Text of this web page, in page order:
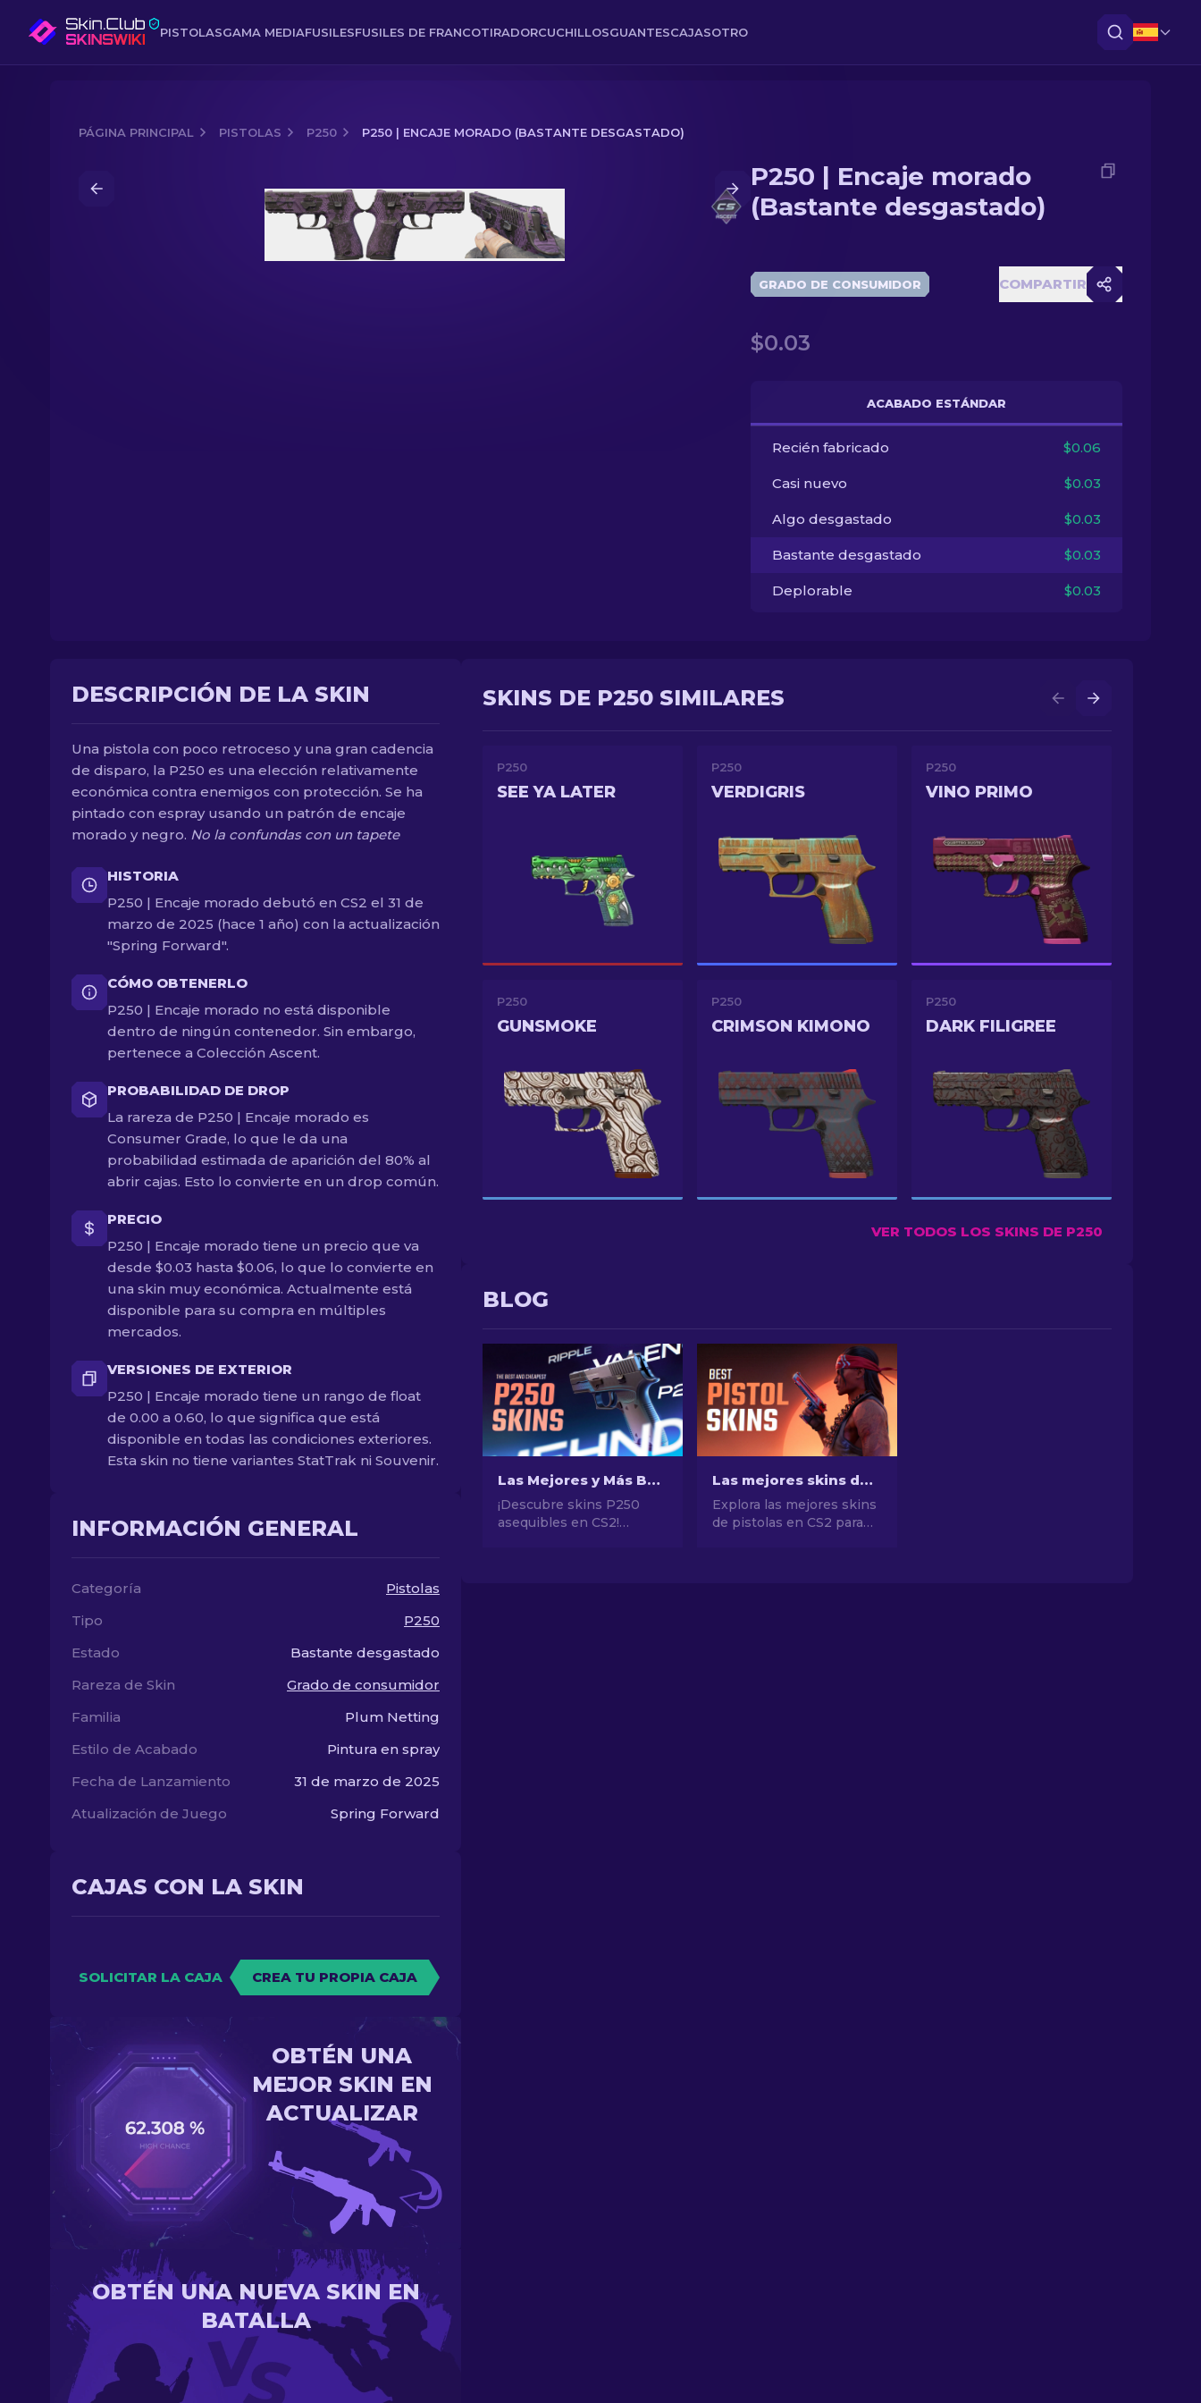
PISTOLASGAMA MEDIAFUSILESFUSILES DE FRANCOTIRADORCUCHILLOSGUANTESCAJASOTRO
PÁGINA PRINCIPAL PISTOLAS P250 P250 | ENCAJE MORADO (BASTANTE DESGASTADO)
P250 | Encaje morado (Bastante desgastado)
P250 | Encaje morado
(Bastante desgastado)
GRADO DE CONSUMIDOR COMPARTIR
$0.03
ACABADO ESTÁNDAR
Recién fabricado $0.06
Casi nuevo $0.03
Algo desgastado $0.03
Bastante desgastado $0.03
Deplorable $0.03
DESCRIPCIÓN DE LA SKIN
Una pistola con poco retroceso y una gran cadencia
de disparo, la P250 es una elección relativamente
económica contra enemigos con protección. Se ha
pintado con espray usando un patrón de encaje
morado y negro. No la confundas con un tapete
HISTORIA
P250 | Encaje morado debutó en CS2 el 31 de
marzo de 2025 (hace 1 año) con la actualización
"Spring Forward".
CÓMO OBTENERLO
P250 | Encaje morado no está disponible
dentro de ningún contenedor. Sin embargo,
pertenece a Colección Ascent.
PROBABILIDAD DE DROP
La rareza de P250 | Encaje morado es
Consumer Grade, lo que le da una
probabilidad estimada de aparición del 80% al
abrir cajas. Esto lo convierte en un drop común.
PRECIO
P250 | Encaje morado tiene un precio que va
desde $0.03 hasta $0.06, lo que lo convierte en
una skin muy económica. Actualmente está
disponible para su compra en múltiples
mercados.
VERSIONES DE EXTERIOR
P250 | Encaje morado tiene un rango de float
de 0.00 a 0.60, lo que significa que está
disponible en todas las condiciones exteriores.
Esta skin no tiene variantes StatTrak ni Souvenir.
INFORMACIÓN GENERAL
Categoría
Pistolas
Tipo
P250
Estado
Bastante desgastado
Rareza de Skin
Grado de consumidor
Familia
Plum Netting
Estilo de Acabado
Pintura en spray
Fecha de Lanzamiento
31 de marzo de 2025
Atualización de Juego
Spring Forward
CAJAS CON LA SKIN
SOLICITAR LA CAJA CREA TU PROPIA CAJA
OBTÉN UNA
MEJOR SKIN EN
ACTUALIZAR
OBTÉN UNA NUEVA SKIN EN
BATALLA
SKINS DE P250 SIMILARES
P250
SEE YA LATER
P250
VERDIGRIS
P250
VINO PRIMO
P250
GUNSMOKE
P250
CRIMSON KIMONO
P250
DARK FILIGREE
VER TODOS LOS SKINS DE P250
BLOG
Las Mejores y Más Baratas Skins P250 en CS2 [2026]
¡Descubre skins P250
asequibles en CS2!
Las mejores skins de pistolas en CS2 [2026]
Explora las mejores skins
de pistolas en CS2 para